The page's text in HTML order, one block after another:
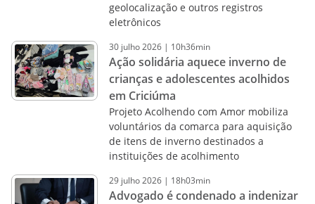
geolocalização e outros registros
eletrônicos
30 julho2026 | 10h36min
Ação solidária aquece inverno de
crianças e adolescentes acolhidos
em Criciúma
Projeto Acolhendo com Amor mobiliza
voluntários da comarca para aquisição
de itens de inverno destinados a
instituições de acolhimento
29 julho2026 | 18h03min
Advogado é condenado a indenizar